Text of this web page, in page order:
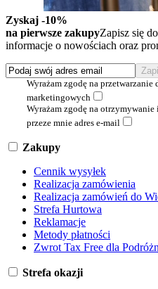
Zyskaj -10%
na pierwsze zakupyZapisz się
informacje o nowościach oraz
Wyrażam zgodę na
marketingowych
Wyrażam zgodę na
przeze mnie adres e-mail
Zakupy
Cennik wysyłek
Realizacja zamówienia
Realizacja zamówień do
Strefa Hurtowa
Reklamacje
Metody płatności
Zwrot Tax Free dla
Strefa okazji